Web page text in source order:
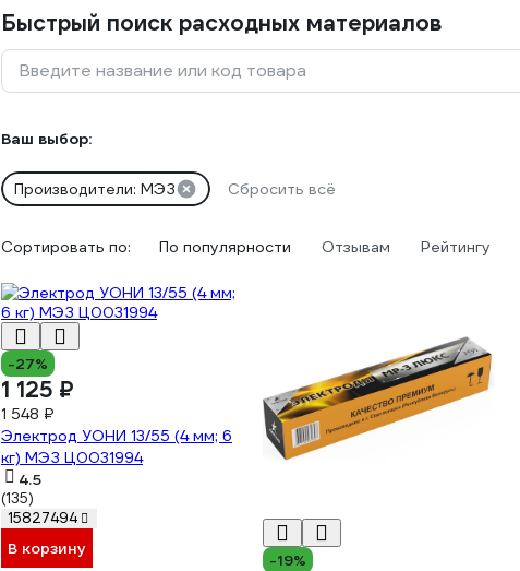
Быстрый поиск расходных материалов
Введите название или код товара
Ваш выбор:
Производители: МЭЗ Сбросить всё
Сортировать по: По популярности Отзывам Рейтингу
-27%
1 125 ₽
1 548 ₽
Электрод УОНИ 13/55 (4 мм; 6
кг) МЭЗ Ц0031994
4.5
(135)
15827494
В корзину
-19%